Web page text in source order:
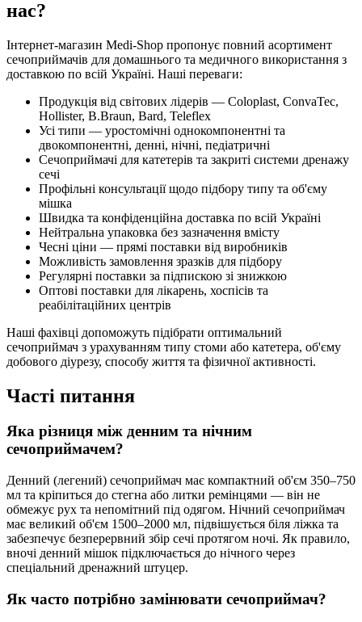
нас?
Інтернет-магазин Medi-Shop пропонує повний асортимент
сечоприймачів для домашнього та медичного використання з
доставкою по всій Україні. Наші переваги:
Продукція від світових лідерів — Coloplast, ConvaTec,
Hollister, B.Braun, Bard, Teleflex
Усі типи — уростомічні однокомпонентні та
двокомпонентні, денні, нічні, педіатричні
Сечоприймачі для катетерів та закриті системи дренажу
сечі
Профільні консультації щодо підбору типу та об'єму
мішка
Швидка та конфіденційна доставка по всій Україні
Нейтральна упаковка без зазначення вмісту
Чесні ціни — прямі поставки від виробників
Можливість замовлення зразків для підбору
Регулярні поставки за підпискою зі знижкою
Оптові поставки для лікарень, хоспісів та
реабілітаційних центрів
Наші фахівці допоможуть підібрати оптимальний
сечоприймач з урахуванням типу стоми або катетера, об'єму
добового діурезу, способу життя та фізичної активності.
Часті питання
Яка різниця між денним та нічним
сечоприймачем?
Денний (легений) сечоприймач має компактний об'єм 350–750
мл та кріпиться до стегна або литки ремінцями — він не
обмежує рух та непомітний під одягом. Нічний сечоприймач
має великий об'єм 1500–2000 мл, підвішується біля ліжка та
забезпечує безперервний збір сечі протягом ночі. Як правило,
вночі денний мішок підключається до нічного через
спеціальний дренажний штуцер.
Як часто потрібно замінювати сечоприймач?